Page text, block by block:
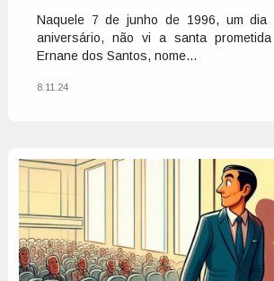
Naquele 7 de junho de 1996, um dia
aniversário, não vi a santa
Ernane dos Santos, nome...
8.11.24